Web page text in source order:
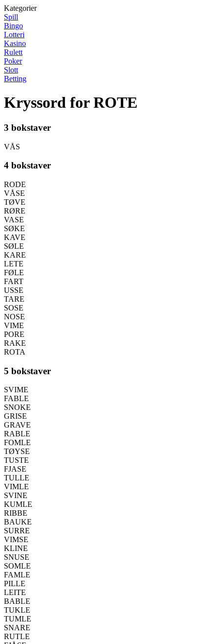
Kategorier
Spill
Bingo
Lotteri
Kasino
Rulett
Poker
Slott
Betting
Kryssord for ROTE
3 bokstaver
VÅS
4 bokstaver
RODE
VÅSE
TØVE
RØRE
VASE
SØKE
KAVE
SØLE
KARE
LETE
FØLE
FART
USSE
TARE
SOSE
NOSE
VIME
PORE
RAKE
ROTA
5 bokstaver
SVIME
FABLE
SNOKE
GRISE
GRAVE
RABLE
FOMLE
TØYSE
TUSTE
FJASE
TULLE
VIMLE
SVINE
KUMLE
RIBBE
BAUKE
SURRE
VIMSE
KLINE
SNUSE
SOMLE
FAMLE
PILLE
LEITE
BABLE
TUKLE
TUMLE
SNARE
RUTLE